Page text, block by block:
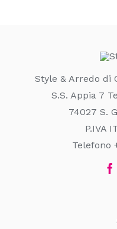
Style & Arredo di
S.S. Appia 7
74027 S.
P.IVA
Telefono